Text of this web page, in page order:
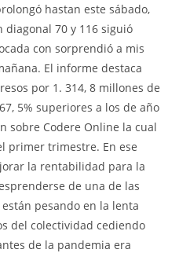
hastan este sábado,
70 y 116 siguió
con sorprendió a mis
El informe destaca
por 1. 314, 8 millones de
5% superiores a los de año
sobre Codere Online la cual
primer trimestre. En ese
la rentabilidad para la
de una de las
pesando en la lenta
del colectividad cediendo
de la pandemia era